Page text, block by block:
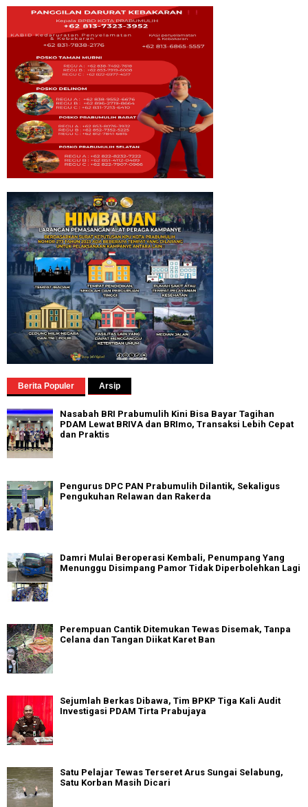
Berita Populer Arsip
Nasabah BRI Prabumulih Kini Bisa Bayar Tagihan
PDAM Lewat BRIVA dan BRImo, Transaksi Lebih Cepat
dan Praktis
Pengurus DPC PAN Prabumulih Dilantik, Sekaligus
Pengukuhan Relawan dan Rakerda
Damri Mulai Beroperasi Kembali, Penumpang Yang
Menunggu Disimpang Pamor Tidak Diperbolehkan Lagi
Perempuan Cantik Ditemukan Tewas Disemak, Tanpa
Celana dan Tangan Diikat Karet Ban
Sejumlah Berkas Dibawa, Tim BPKP Tiga Kali Audit
Investigasi PDAM Tirta Prabujaya
Satu Pelajar Tewas Terseret Arus Sungai Selabung,
Satu Korban Masih Dicari